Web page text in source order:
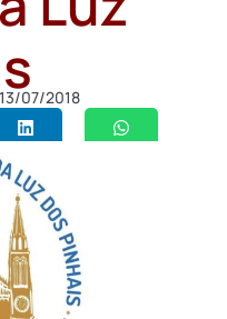
13/07/2018